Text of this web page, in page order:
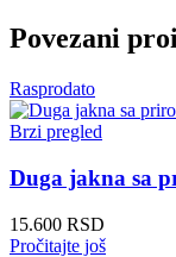
Povezani
Rasprodato
Brzi pregled
Duga jakna sa
15.600 RSD
Pročitajte još